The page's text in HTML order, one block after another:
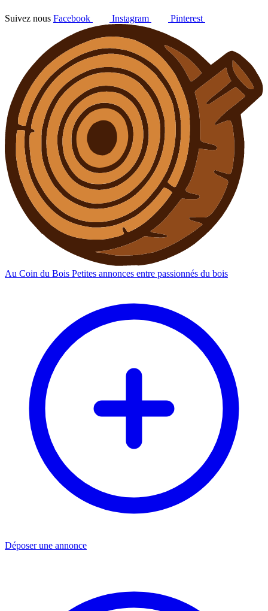
Suivez nous Facebook Instagram Pinterest
Au Coin du Bois Petites annonces entre passionnés du bois
Déposer une annonce